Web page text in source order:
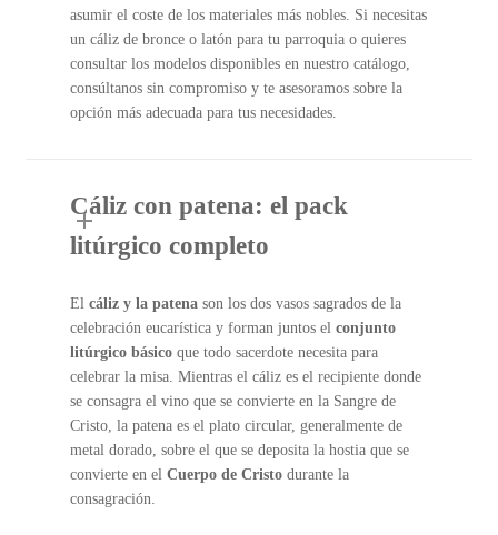
asumir el coste de los materiales más nobles. Si necesitas
un cáliz de bronce o latón para tu parroquia o quieres
consultar los modelos disponibles en nuestro catálogo,
consúltanos sin compromiso y te asesoramos sobre la
opción más adecuada para tus necesidades.
Cáliz con patena: el pack
litúrgico completo
El cáliz y la patena son los dos vasos sagrados de la
celebración eucarística y forman juntos el conjunto
litúrgico básico que todo sacerdote necesita para
celebrar la misa. Mientras el cáliz es el recipiente donde
se consagra el vino que se convierte en la Sangre de
Cristo, la patena es el plato circular, generalmente de
metal dorado, sobre el que se deposita la hostia que se
convierte en el Cuerpo de Cristo durante la
consagración.